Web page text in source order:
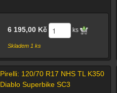
6 195,00 Kč ks
Skladem 1 ks
Pirelli: 120/70 R17 NHS TL K350
Diablo Superbike SC3